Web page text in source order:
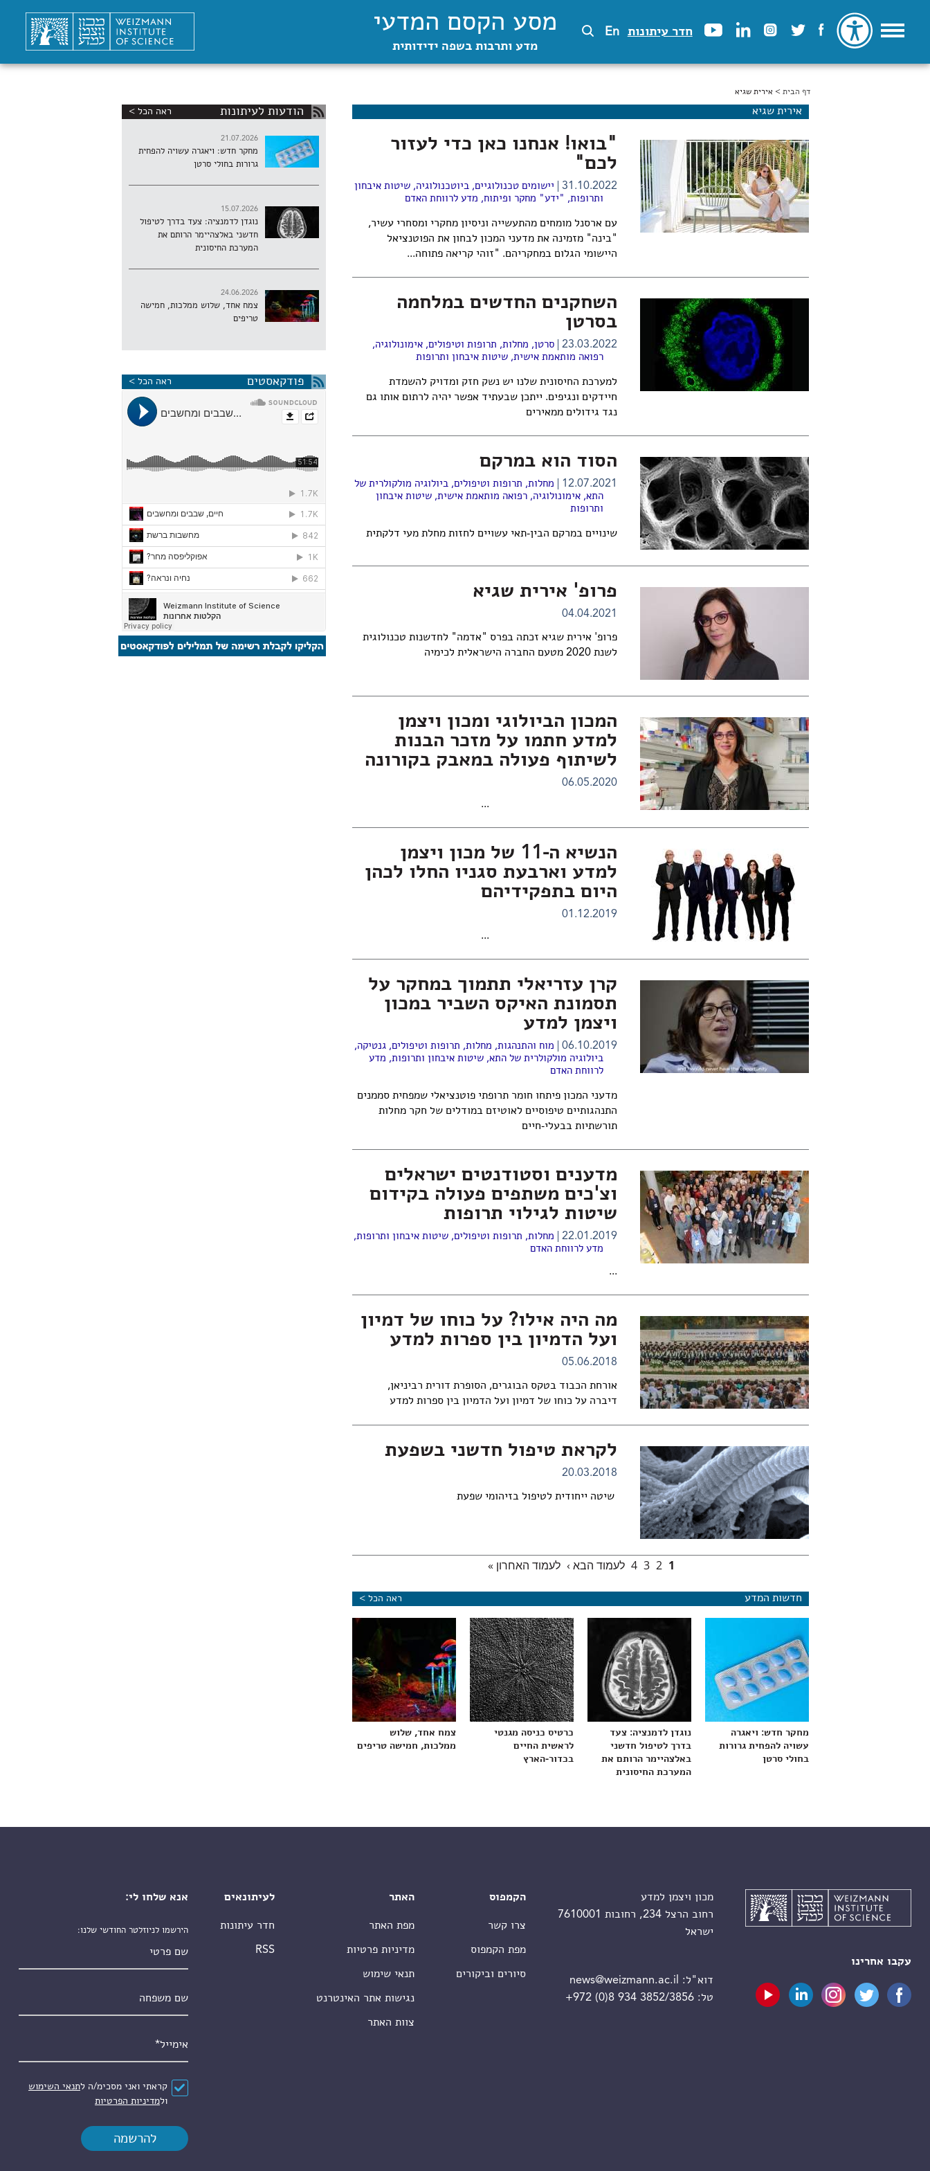
חדר עיתונות En מסע הקסם המדעי
מדע ותרבות בשפה ידידותית
הינך נמצא כאן
דף הבית > אירית שגיא
אירית שגיא
"בואו! אנחנו כאן כדי לעזור
לכם"
31.10.2022 יישומים טכנולוגיים,ביוטכנולוגיה,שיטות איבחון
ותרופות, "ידע" מחקר ופיתוח, מדע לרווחת האדם
עם ארסנל מומחים מהתעשייה וניסיון מחקרי ומסחרי עשיר,
"בינה" מזמינה את מדעני המכון לבחון את הפוטנציאל
היישומי הגלום במחקריהם. "זוהי קריאה פתוחה...
השחקנים החדשים במלחמה
בסרטן
23.03.2022 סרטן, מחלות, תרופות וטיפולים,אימונולוגיה,
רפואה מותאמת אישית,שיטות איבחון ותרופות
למערכת החיסונית שלנו יש נשק חזק ומדויק להשמדת
חיידקים ונגיפים. ייתכן שבעתיד אפשר יהיה לרתום אותו גם
נגד גידולים ממאירים
הסוד הוא במרקם
12.07.2021 מחלות, תרופות וטיפולים,ביולוגיה מולקולרית של
התא,אימונולוגיה,רפואה מותאמת אישית,שיטות איבחון
ותרופות
שינויים במרקם הבין-תאי עשויים לחזות מחלת מעי דלקתית
פרופ' אירית שגיא
04.04.2021
פרופ' אירית שגיא זכתה בפרס "אדמה" לחדשנות טכנולוגית
לשנת 2020 מטעם החברה הישראלית לכימיה
המכון הביולוגי ומכון ויצמן
למדע חתמו על מזכר הבנות
לשיתוף פעולה במאבק בקורונה
06.05.2020
...
הנשיא ה-11 של מכון ויצמן
למדע וארבעת סגניו החלו לכהן
היום בתפקידיהם
01.12.2019
...
​קרן עזריאלי תתמוך במחקר על
תסמונת האיקס השביר במכון
ויצמן למדע
06.10.2019 מוח והתנהגות, מחלות, תרופות וטיפולים,גנטיקה,
ביולוגיה מולקולרית של התא,שיטות איבחון ותרופות, מדע
לרווחת האדם
מדעני המכון פיתחו חומר תרופתי פוטנציאלי שמפחית סממנים
התנהגותיים טיפוסיים לאוטיזם במודלים של חקר מחלות
תורשתיות בבעלי-חיים
מדענים וסטודנטים ישראלים
וצ'כים משתפים פעולה בקידום
שיטות לגילוי תרופות
22.01.2019 מחלות, תרופות וטיפולים,שיטות איבחון ותרופות,
מדע לרווחת האדם
...
מה היה אילו? על כוחו של דמיון
ועל הדמיון בין ספרות למדע
05.06.2018
אורחת הכבוד בטקס הבוגרים, הסופרת דורית רביניאן,
דיברה על כוחו של דמיון ועל הדמיון בין ספרות למדע
לקראת טיפול חדשני בשפעת
20.03.2018
שיטה ייחודית לטיפול בזיהומי שפעת
1
2
3
4 לעמוד הבא › לעמוד האחרון »
חדשות המדע ראה הכל >
מחקר חדש: ויאגרה
עשויה להפחית גרורות
בחולי סרטן
נוגדן לדמנציה: צעד
בדרך לטיפול חדשני
באלצהיימר הרותם את
המערכת החיסונית
כרטיס כניסה מגנטי
לראשית החיים
בכדור-הארץ
צמח אחד, שלוש
ממלכות, חמישה טריפים
הודעות לעיתונות ראה הכל >
21.07.2026
מחקר חדש: ויאגרה עשויה להפחית
גרורות בחולי סרטן
15.07.2026
נוגדן לדמנציה: צעד בדרך לטיפול
חדשני באלצהיימר הרותם את
המערכת החיסונית
24.06.2026
צמח אחד, שלוש ממלכות, חמישה
טריפים
פודקאסטים ראה הכל >
עקבו אחרינו
מכון ויצמן למדע
רחוב הרצל 234, רחובות 7610001
ישראל
דוא"ל:
news@weizmann.ac.il
טל:+972 (0)8 934 3852/3856
הקמפוס
צרו קשר
מפת הקמפוס
סיורים וביקורים
האתר
מפת האתר
מדיניות פרטיות
תנאי שימוש
נגישות אתר האינטרנט
צוות האתר
לעיתונאים
חדר עיתונות
RSS
אנא שלחו לי:
הירשמו לניוזלטר החודשי שלנו:
הסכם*
קראתי ואני מסכימ/ה לתנאי השימוש
ולמדיניות הפרטיות